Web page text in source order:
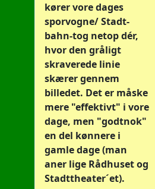
kører vore dages
sporvogne/ Stadt-
bahn-tog netop dér,
hvor den gråligt
skraverede linie
skærer gennem
billedet. Det er måske
mere "effektivt" i vore
dage, men "godtnok"
en del kønnere i
gamle dage (man
aner lige Rådhuset og
Stadttheater´et).